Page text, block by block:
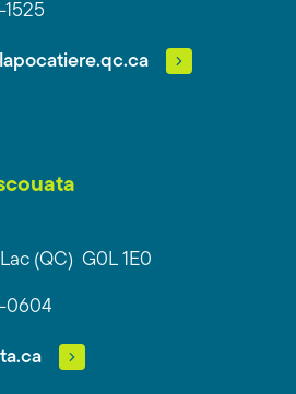
1525
(QC) G0L 1E0
0604